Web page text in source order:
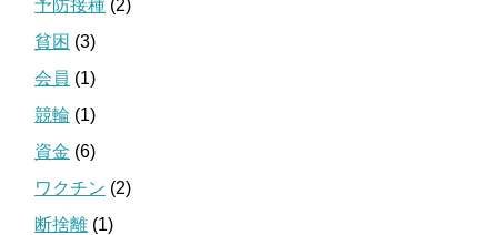
予防接種 (2)
貧困 (3)
会員 (1)
競輪 (1)
資金 (6)
ワクチン (2)
断捨離 (1)